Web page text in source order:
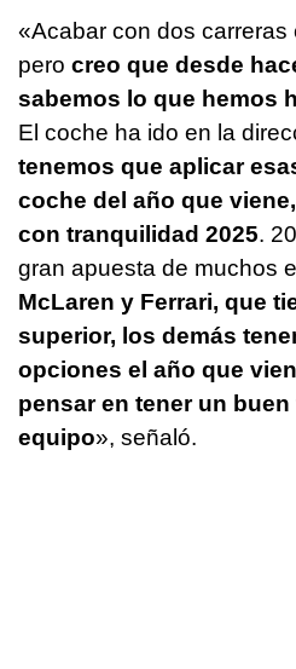
«Acabar con dos
pero creo que desde
sabemos lo que hemos
El coche ha ido en la
tenemos que aplicar
coche del año que
con tranquilidad 2025.
gran apuesta de muchos
McLaren y Ferrari, que
superior, los demás
opciones el año que
pensar en tener un
equipo», señaló.